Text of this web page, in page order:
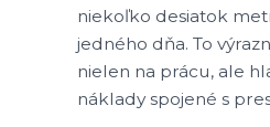
niekoľko desiatok
jedného dňa. To
nielen na prácu, ale
náklady spojené s